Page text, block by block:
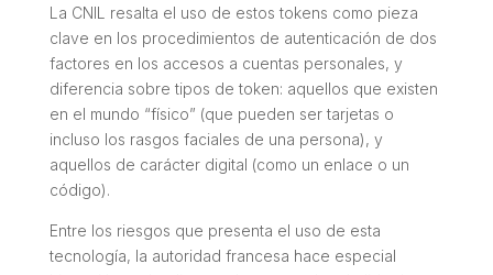
La CNIL resalta el uso de estos tokens como pieza
clave en los procedimientos de autenticación de dos
factores en los accesos a cuentas personales, y
diferencia sobre tipos de token: aquellos que existen
en el mundo “físico” (que pueden ser tarjetas o
incluso los rasgos faciales de una persona), y
aquellos de carácter digital (como un enlace o un
código).
Entre los riesgos que presenta el uso de esta
tecnología, la autoridad francesa hace especial